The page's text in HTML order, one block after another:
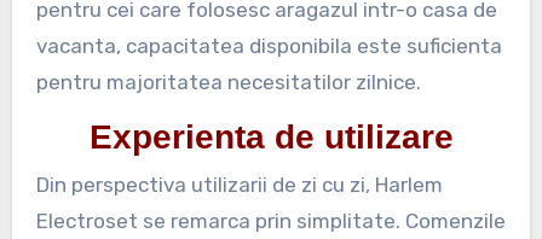
pentru cei care folosesc aragazul intr-o casa de
vacanta, capacitatea disponibila este suficienta
pentru majoritatea necesitatilor zilnice.
Experienta de utilizare
Din perspectiva utilizarii de zi cu zi, Harlem
Electroset se remarca prin simplitate. Comenzile